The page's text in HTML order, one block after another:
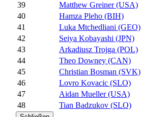
39
Matthew Greiner (USA)
40
Hamza Pleho (BIH)
41
Luka Mtchedliani (GEO)
42
Seiya Kobayashi (JPN)
43
Arkadiusz Trojga (POL)
44
Theo Downey (CAN)
45
Christian Bosman (SVK)
46
Lovro Kovacic (SLO)
47
Aidan Mueller (USA)
48
Tian Badzukov (SLO)